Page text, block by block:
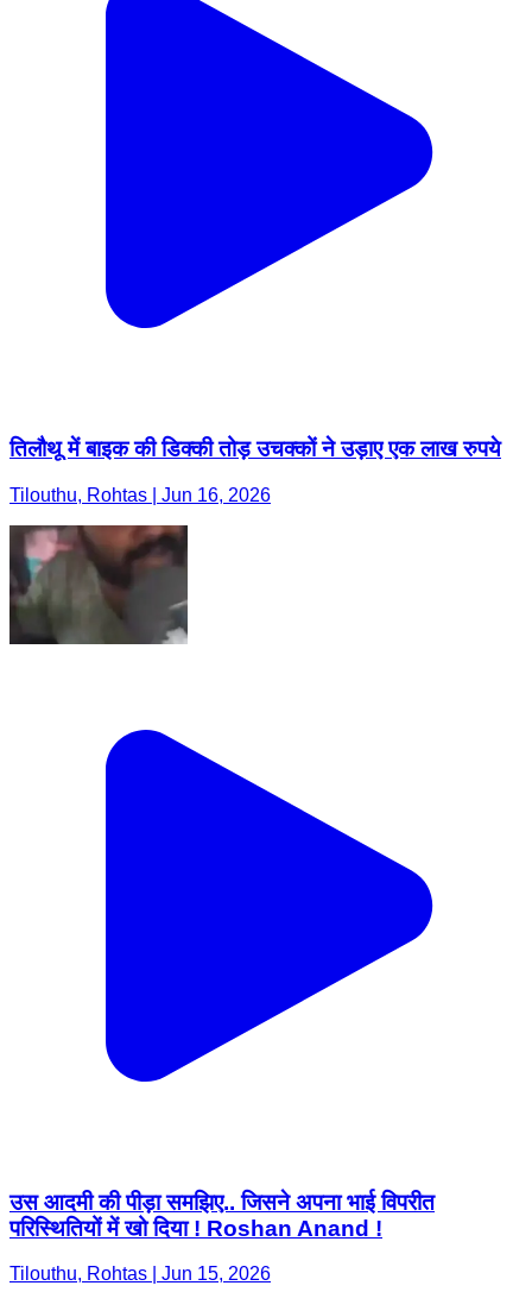
तिलौथू में बाइक की डिक्की तोड़ उचक्कों ने उड़ाए एक लाख रुपये
Tilouthu, Rohtas | Jun 16, 2026
उस आदमी की पीड़ा समझिए.. जिसने अपना भाई विपरीत
परिस्थितियों में खो दिया ! Roshan Anand !
Tilouthu, Rohtas | Jun 15, 2026